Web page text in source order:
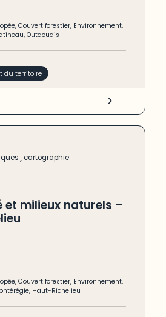
,Couvert forestier, Environnement,
,Outaouais
du territoire
, cartographie
et milieux naturels –
,Couvert forestier, Environnement,
, Haut-Richelieu